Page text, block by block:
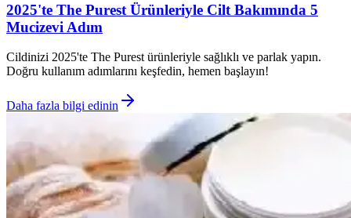
2025'te The Purest Ürünleriyle Cilt Bakımında 5
Mucizevi Adım
Cildinizi 2025'te The Purest ürünleriyle sağlıklı ve parlak yapın.
Doğru kullanım adımlarını keşfedin, hemen başlayın!
Daha fazla bilgi edinin